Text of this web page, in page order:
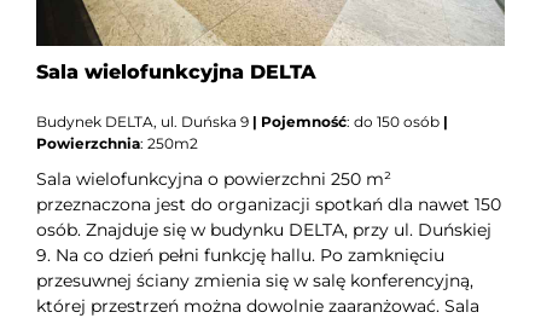
Sala wielofunkcyjna DELTA
Budynek DELTA, ul. Duńska 9 | Pojemność: do 150 osób |
Powierzchnia: 250m2
Sala wielofunkcyjna o powierzchni 250 m²
przeznaczona jest do organizacji spotkań dla nawet 150
osób. Znajduje się w budynku DELTA, przy ul. Duńskiej
9. Na co dzień pełni funkcję hallu. Po zamknięciu
przesuwnej ściany zmienia się w salę konferencyjną,
której przestrzeń można dowolnie zaaranżować. Sala